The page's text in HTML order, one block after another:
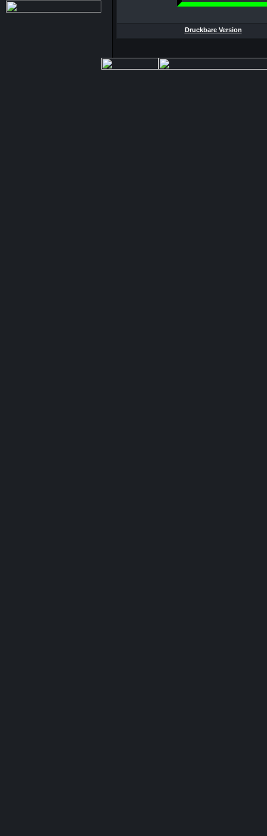
Druckbare Version